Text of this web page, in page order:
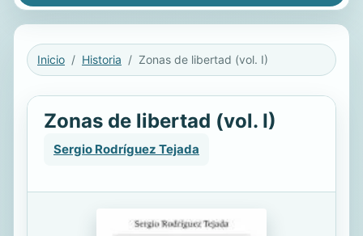
Inicio Historia Zonas de libertad (vol. I)
Zonas de libertad (vol. I)
Sergio Rodríguez Tejada